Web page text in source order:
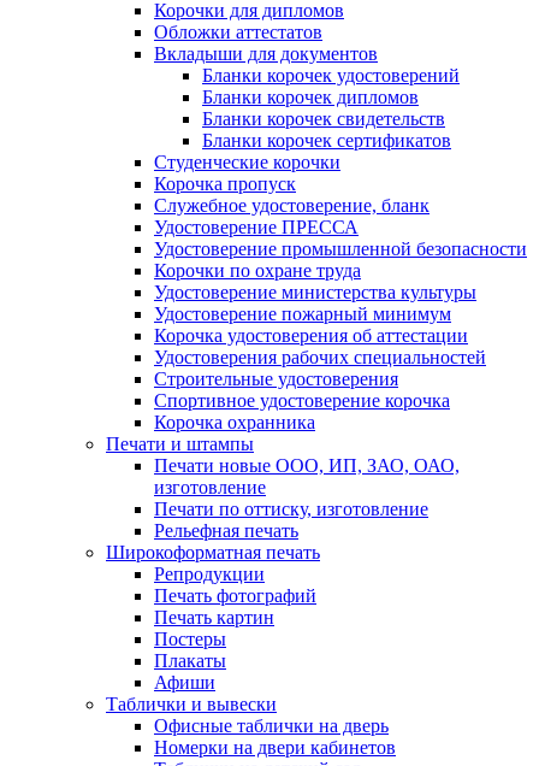
Корочки для дипломов
Обложки аттестатов
Вкладыши для документов
Бланки корочек удостоверений
Бланки корочек дипломов
Бланки корочек свидетельств
Бланки корочек сертификатов
Студенческие корочки
Корочка пропуск
Служебное удостоверение, бланк
Удостоверение ПРЕССА
Удостоверение промышленной безопасности
Корочки по охране труда
Удостоверение министерства культуры
Удостоверение пожарный минимум
Корочка удостоверения об аттестации
Удостоверения рабочих специальностей
Строительные удостоверения
Спортивное удостоверение корочка
Корочка охранника
Печати и штампы
Печати новые ООО, ИП, ЗАО, ОАО,
изготовление
Печати по оттиску, изготовление
Рельефная печать
Широкоформатная печать
Репродукции
Печать фотографий
Печать картин
Постеры
Плакаты
Афиши
Таблички и вывески
Офисные таблички на дверь
Номерки на двери кабинетов